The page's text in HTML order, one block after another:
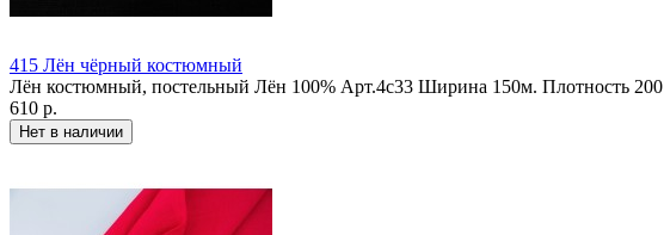
415 Лён чёрный костюмный
Лён костюмный, постельный Лён 100% Арт.4с33 Ширина 150м. Плотность 200
610 р.